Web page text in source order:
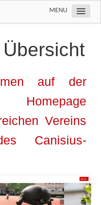
MENU
auf der
Vereins
Canisius-